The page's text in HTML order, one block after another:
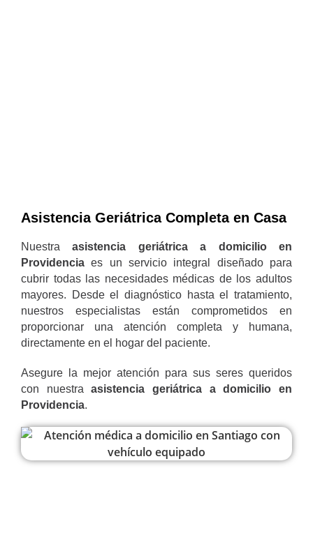
Asistencia Geriátrica Completa en Casa
Nuestraasistencia geriátrica a domicilio en
Providencia es un servicio integral diseñado para
cubrir todas las necesidades médicas de los adultos
mayores. Desde el diagnóstico hasta el tratamiento,
nuestros especialistas están comprometidos en
proporcionar una atención completa y humana,
directamente en el hogar del paciente.
Asegure la mejor atención para sus seres queridos
con nuestraasistencia geriátrica a domicilio en
Providencia.